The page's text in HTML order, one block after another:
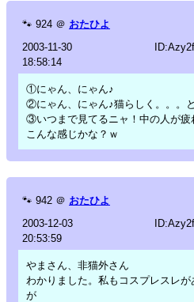
🐾 924 ＠ おたひよ
2003-11-30
18:58:14
①にゃん、にゃん♪
②にゃん、にゃん♪猫らしく。。。と
③いつまで見てるニャ！中の人が疲
こんな感じかな？ｗ
🐾 942 ＠ おたひよ
2003-12-03
20:53:59
やまさん、非猫外さん
わかりました。私もコスプレスレ
が